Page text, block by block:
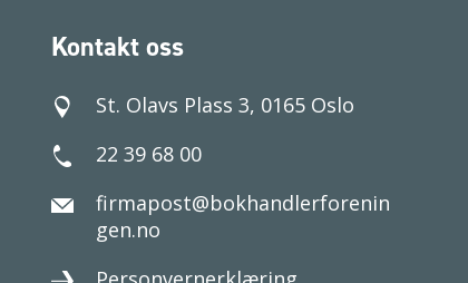
Kontakt oss
St. Olavs Plass 3, 0165 Oslo
22 39 68 00
firmapost@bokhandlerforenin
gen.no